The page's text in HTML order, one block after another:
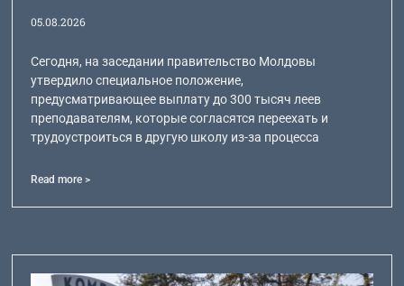
05.08.2026
Сегодня, на заседании правительство Молдовы
утвердило специальное положение,
предусматривающее выплату до 300 тысяч леев
преподавателям, которые согласятся переехать и
трудоустроиться в другую школу из-за процесса
Read more >